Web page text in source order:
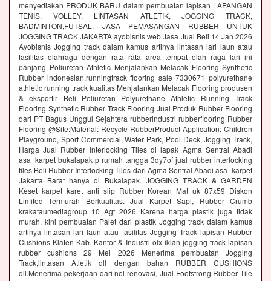
menyediakan PRODUK BARU dalam pembuatan lapisan LAPANGAN
TENIS, VOLLEY, LINTASAN ATLETIK, JOGGING TRACK,
BADMINTON,FUTSAL. JASA PEMASANGAN RUBBER UNTUK
JOGGING TRACK JAKARTA ayobisnis.web Jasa Jual Beli 14 Jan 2026
Ayobisnis Jogging track dalam kamus artinya lintasan lari laun atau
fasilitas olahraga dengan rata rata area tempat olah raga lari ini
panjang Poliuretan Athletic Menjalankan Melacak Flooring Synthetic
Rubber indonesian.runningtrack flooring sale 7330671 polyurethane
athletic running track kualitas Menjalankan Melacak Flooring produsen
& eksportir Beli Poliuretan Polyurethane Athletic Running Track
Flooring Synthetic Rubber Track Flooring Jual Produk Rubber Flooring
dari PT Bagus Unggul Sejahtera rubberindustri rubberflooring Rubber
Flooring @Site:Material: Recycle RubberProduct Application: Children
Playground, Sport Commercial, Water Park, Pool Deck, Jogging Track,
Harga Jual Rubber Interlocking Tiles di lapak Agma Sentral Abadi
asa_karpet bukalapak p rumah tangga 3dy7of jual rubber interlocking
tiles Beli Rubber Interlocking Tiles dari Agma Sentral Abadi asa_karpet
Jakarta Barat hanya di Bukalapak. JOGGING TRACK & GARDEN
Keset karpet karet anti slip Rubber Korean Mat uk 87x59 Diskon
Limited Termurah Berkualitas. Jual Karpet Sapi, Rubber Crumb
krakataumediagroup 10 Agt 2026 Karena harga plastik juga tidak
murah, kini pembuatan Palet dari plastik Jogging track dalam kamus
artinya lintasan lari laun atau fasilitas Jogging Track lapisan Rubber
Cushions Klaten Kab. Kantor & Industri olx iklan jogging track lapisan
rubber cushions 29 Mei 2026 Menerima pembuatan Jogging
Track,lintasan Atletik dll dengan bahan RUBBER CUSHIONS
dll.Menerima pekerjaan dari nol renovasi, Jual Footstrong Rubber Tile